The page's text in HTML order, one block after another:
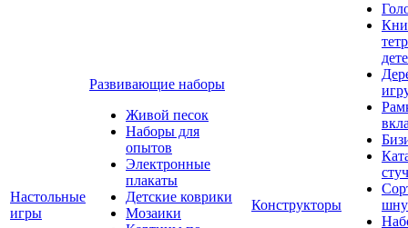
Настольные
игры
Развивающие наборы
Живой песок
Наборы для
опытов
Электронные
плакаты
Детские коврики
Мозаики
Конструкторы